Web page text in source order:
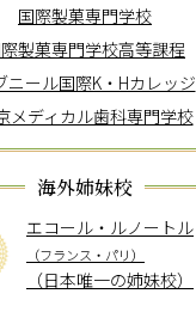
国際製菓専門学校
製菓専門学校高等課程
ニール国際K・Hカレッジ
メディカル歯科専門学校
海外姉妹校
エコール・ルノートル
（フランス・パリ）
（日本唯一の姉妹校）